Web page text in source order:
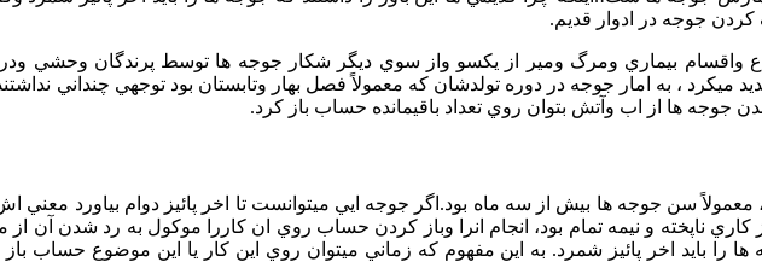
جوجه در ادوار قديم.
واقسام بيماري ومرگ ومير از يكسو واز سوي ديگر شكار جوجه ها توسط پرندگان وحشي
ميكرد ، به امار جوجه در دوره تولدشان كه معمولاً فصل بهار وتابستان بود توجهي چنداني
جوجه ها از اب وآتش بتوان روي تعداد باقيمانده حساب باز كرد.
سن جوجه ها بيش از سه ماه بود.اگر جوجه ايي ميتوانست تا اخر پائيز دوام بياورد
كاري ناپخته و نيمه تمام بود، انجام انرا وباز كردن حساب روي ان كاررا موكول به رد
را بايد اخر پائيز شمرد. به اين مفهوم كه زماني ميتوان روي اين كار يا اين موضوع